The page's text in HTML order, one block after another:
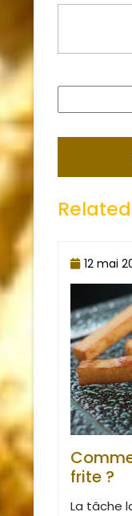
12 mai
frite ?
La tâche